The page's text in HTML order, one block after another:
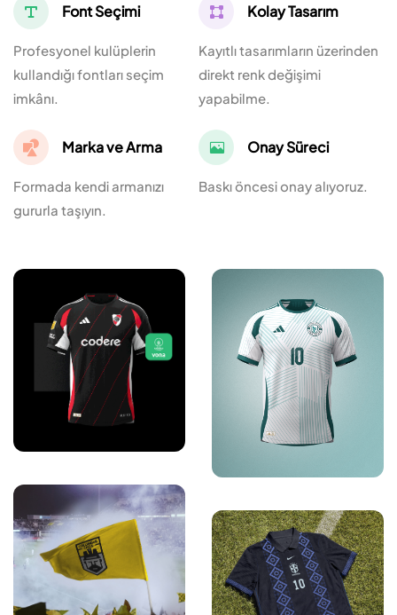
Font Seçimi
Profesyonel kulüplerin
kullandığı fontları seçim
imkânı.
Marka ve Arma
Formada kendi armanızı
gururla taşıyın.
Kolay Tasarım
Kayıtlı tasarımların üzerinden
direkt renk değişimi
yapabilme.
Onay Süreci
Baskı öncesi onay alıyoruz.